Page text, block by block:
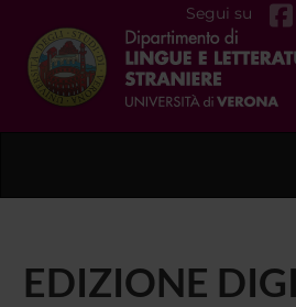
Segui su
EDIZIONE